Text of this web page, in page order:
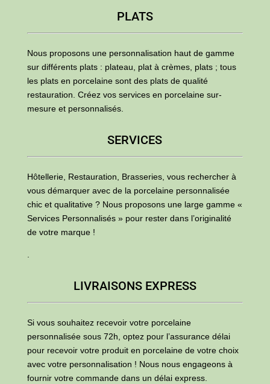
PLATS
Nous proposons une personnalisation haut de gamme
sur différents plats : plateau, plat à crèmes, plats ; tous
les plats en porcelaine sont des plats de qualité
restauration. Créez vos services en porcelaine sur-
mesure et personnalisés.
SERVICES
Hôtellerie, Restauration, Brasseries, vous rechercher à
vous démarquer avec de la porcelaine personnalisée
chic et qualitative ? Nous proposons une large gamme «
Services Personnalisés » pour rester dans l’originalité
de votre marque !
LIVRAISONS EXPRESS
Si vous souhaitez recevoir votre porcelaine
personnalisée sous 72h, optez pour l’assurance délai
pour recevoir votre produit en porcelaine de votre choix
avec votre personnalisation ! Nous nous engageons à
fournir votre commande dans un délai express.